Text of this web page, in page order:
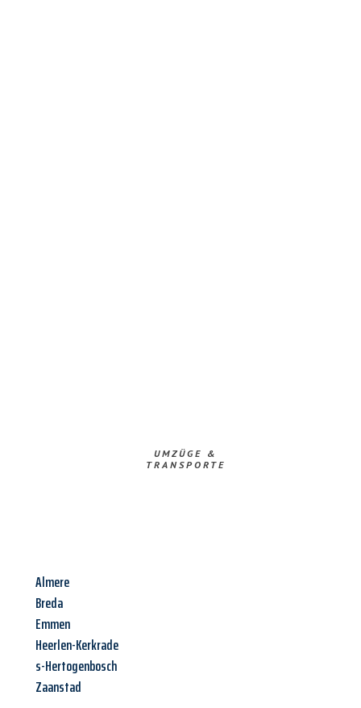
UMZÜGE &
TRANSPORTE
Almere
Breda
Emmen
Heerlen-Kerkrade
s-Hertogenbosch
Zaanstad